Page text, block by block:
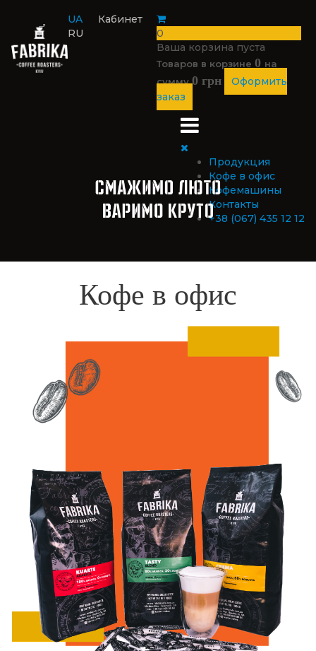
UA
RU
Кабинет
0
Ваша корзина пуста
Товаров в корзине 0 на
сумму0 грн
Оформить
заказ
Продукция
Кофе в офис
Кофемашины
Контакты
+38 (067) 435 12 12
Кофе в офис